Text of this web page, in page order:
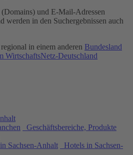
und E-Mail-Adressen
werden in den Suchergebnissen auch
in einem anderen Bundesland
WirtschaftsNetz-Deutschland
Geschäftsbereiche, Produkte
Sachsen-Anhalt
Hotels in Sachsen-